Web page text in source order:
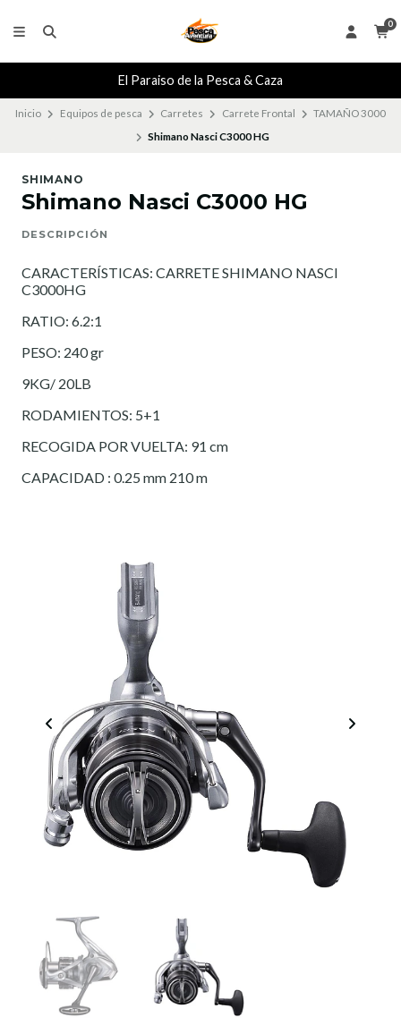
0
El Paraiso de la Pesca & Caza
Inicio Equipos de pesca Carretes Carrete Frontal
TAMAÑO 3000
Shimano Nasci C3000 HG
SHIMANO
Shimano Nasci C3000 HG
DESCRIPCIÓN
CARACTERÍSTICAS: CARRETE SHIMANO NASCI
C3000HG
RATIO: 6.2:1
PESO: 240 gr
9KG/ 20LB
RODAMIENTOS: 5+1
RECOGIDA POR VUELTA: 91 cm
CAPACIDAD : 0.25 mm 210 m